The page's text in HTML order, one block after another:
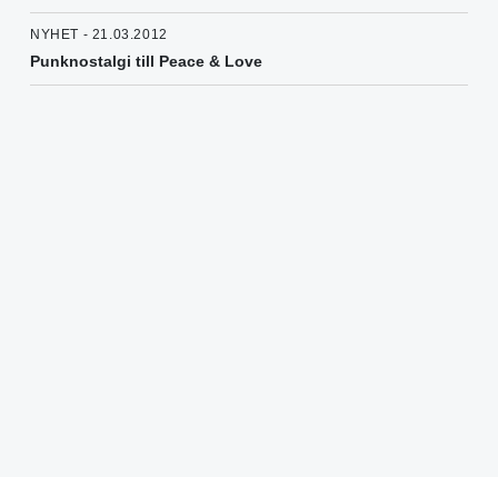
NYHET - 21.03.2012
Punknostalgi till Peace & Love